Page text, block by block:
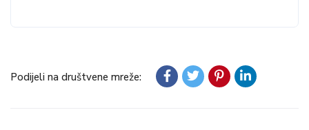
Podijeli na društvene mreže: